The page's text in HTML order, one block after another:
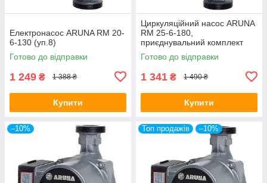
Електронасос ARUNA RM 20-
6-130 (уп.8)
Готово до відправки
1 249 ₴ 1 388 ₴
Купити
Циркуляційний насос ARUNA
RM 25-6-180,
приєднувальний комплект
(пач. 8)
Готово до відправки
1 341 ₴ 1 490 ₴
Купити
–10% Топ продажів –10%